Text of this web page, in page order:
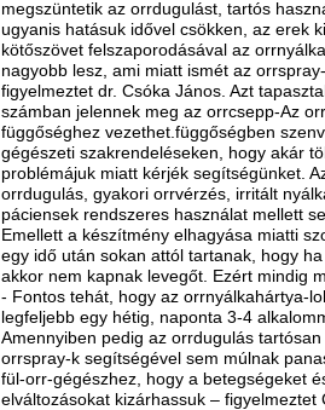
megszüntetik az orrdugulást, tartós
ugyanis hatásuk idővel csökken, az erek
kötőszövet felszaporodásával az
nagyobb lesz, ami miatt ismét az
figyelmeztet dr. Csóka János. Azt
számban jelennek meg az orrcsepp-Az
függőséghez vezethet.függőségben
gégészeti szakrendeléseken, hogy akár
problémájuk miatt kérjék segítségünket.
orrdugulás, gyakori orrvérzés, irritált
páciensek rendszeres használat mellett
Emellett a készítmény elhagyása miatti
egy idő után sokan attól tartanak, hogy
akkor nem kapnak levegőt. Ezért mindig
- Fontos tehát, hogy az orrnyálkahártya-
legfeljebb egy hétig, naponta 3-4
Amennyiben pedig az orrdugulás
orrspray-k segítségével sem múlnak
fül-orr-gégészhez, hogy a betegségeket
elváltozásokat kizárhassuk – figyelmeztet